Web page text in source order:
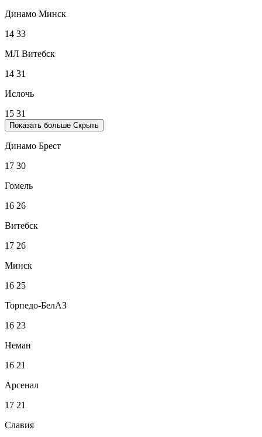
Динамо Минск
14 33
МЛ Витебск
14 31
Ислочь
15 31
Показать больше Скрыть
Динамо Брест
17 30
Гомель
16 26
Витебск
17 26
Минск
16 25
Торпедо-БелАЗ
16 23
Неман
16 21
Арсенал
17 21
Славия